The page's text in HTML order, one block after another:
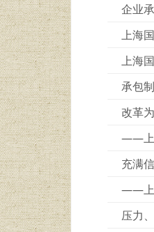
企业
上海
上海
承包
改革
——上
充满
——上
压力